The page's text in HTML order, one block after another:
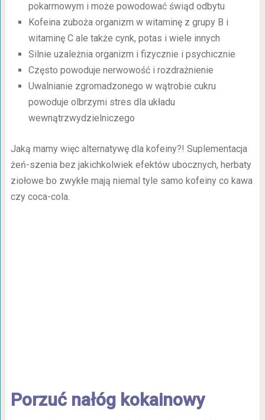
pokarmowym i może powodować świąd odbytu
Kofeina zuboża organizm w witaminę z grupy B i
witaminę C ale także cynk, potas i wiele innych
Silnie uzależnia organizm i fizycznie i psychicznie
Często powoduje nerwowość i rozdrażnienie
Uwalnianie zgromadzonego w wątrobie cukru
powoduje olbrzymi stres dla układu
wewnątrzwydzielniczego
Jaką mamy więc alternatywę dla kofeiny?! Suplementacja
żeń-szenia bez jakichkolwiek efektów ubocznych, herbaty
ziołowe bo zwykłe mają niemal tyle samo kofeiny co kawa
czy coca-cola.
Porzuć nałóg kokainowy